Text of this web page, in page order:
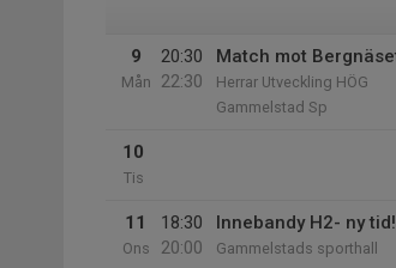
9
Mån
20:30
22:30
Match mot
Herrar Utveckling HÖG
Gammelstad Sp
10
Tis
11
Ons
18:30
20:00
Innebandy H2- ny tid!
Gammelstads sporthall